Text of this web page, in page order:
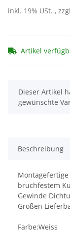
inkl. 19% USt. ,
Artikel
x
Dieser Artikel
gewünschte
Beschreibung
bruchfestem
Gewinde
Größen
Farbe:Weiss